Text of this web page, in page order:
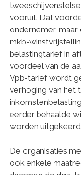
vooruit. Dat
ondernemer,
mkb-
belastingtarief in
voordeel van de
Vpb-tarief wordt
verhoging van het
eerder behaalde
worden uitgekeerd.
De organisaties
ook enkele